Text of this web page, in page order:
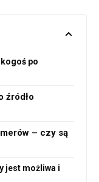
po
źródło
– czy są
jest możliwa i